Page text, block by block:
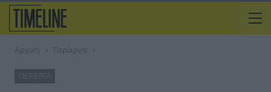
Αρχική Περίεργα